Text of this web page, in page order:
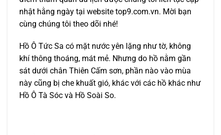
nhật hằng ngày tại website top9.com.vn. Mời bạn
cùng chúng tôi theo dõi nhé!
Hồ Ô Tức Sa có mặt nước yên lặng như tờ, không
khí thông thoáng, mát mẻ. Nhưng do hồ nằm gần
sát dưới chân Thiên Cấm sơn, phần nào vào mùa
này cũng bị che khuất gió, khác với các hồ khác như
Hồ Ô Tà Sóc và Hồ Soài So.